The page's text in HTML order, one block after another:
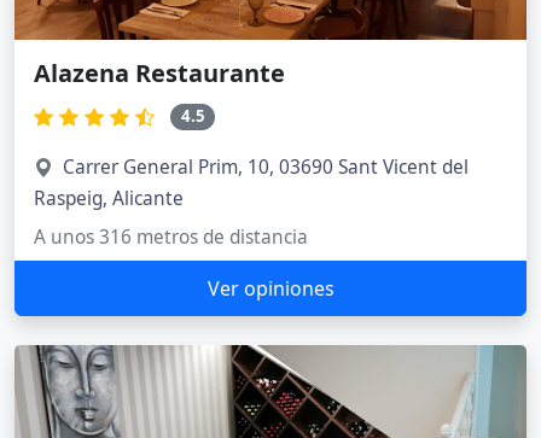
Alazena Restaurante
4.5
Carrer General Prim, 10, 03690 Sant Vicent del
Raspeig, Alicante
A unos 316 metros de distancia
Ver opiniones